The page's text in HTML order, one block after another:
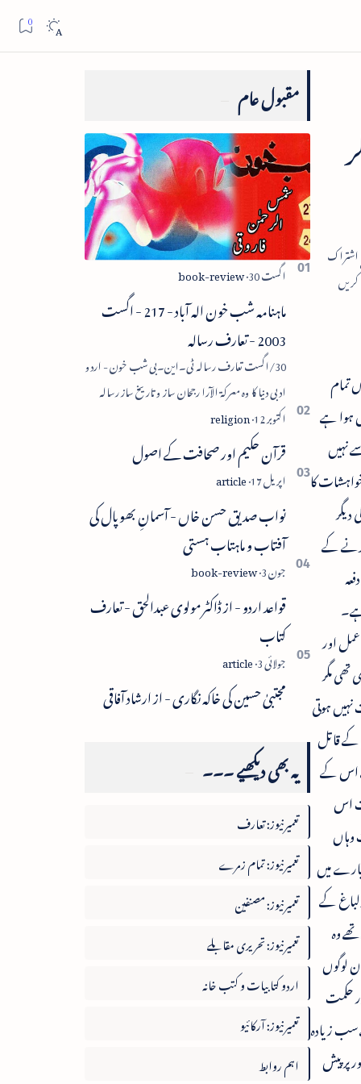
تمام
ہوا ہے
نہیں
کا
کے
اور
ایس ایس کی بنیاد پڑی تھی مگر
ہوتی
کے قاتل
اس کے
اس
میں
کے
وہ
لوگوں
حکمت
سب زیادہ
پر پیش
مقبول عام
ماہنامہ شب خون الہ آباد - 217 - اگست
2003 - تعارف رسالہ
30/اگست تعارف رسالہ ٹی۔این۔بی شب خون - اردو
ادبی دنیا کا وہ معرکۃ الآرا رجحان ساز و تاریخ ساز رسالہ
ہے جسے جدیدیت کا پیش رو قرار دیا گیا۔ اردو ادب ک…
قرآن حکیم اور صحافت کے اصول
نواب صدیق حسن خاں - آسمانِ بھوپال کی
آفتاب و ماہتاب ہستی
قواعد اردو - از ڈاکٹر مولوی عبدالحق - تعارف
کتاب
مجتبیٰ حسین کی خاکہ نگاری - از ارشاد آفاقی
یہ بھی دیکھیے ۔۔۔
تعمیرنیوز: تعارف
تعمیرنیوز: تمام زمرے
تعمیرنیوز: مصنفین
تعمیرنیوز: تحریری مقابلے
اردو کتابیات و کتب خانہ
تعمیرنیوز: آرکائیو
اہم روابط